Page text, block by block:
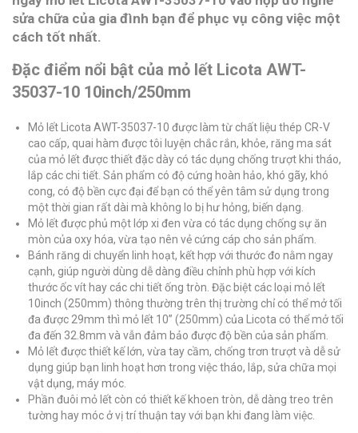
sửa chữa của gia đình bạn để phục vụ công việc một
cách tốt nhất.
Đặc điểm nổi bật của mỏ lết Licota AWT-
35037-10 10inch/250mm
Mỏ lết Licota AWT-35037-10 được làm từ chất liệu thép CR-V
cao cấp, quai hàm được tôi luyện chắc rắn, khỏe, răng ma sát
của mỏ lết được thiết đặc dày có tác dụng chống trượt khi tháo,
lắp các chi tiết. Sản phẩm có độ cứng hoàn hảo, khó gãy, khó
cong, có độ bền cực đại để bạn có thể yên tâm sử dụng trong
một thời gian rất dài mà không lo bị hư hỏng, biến dạng.
Mỏ lết được phủ một lớp xi đen vừa có tác dụng chống sự ăn
mòn của oxy hóa, vừa tạo nên vẻ cứng cáp cho sản phẩm.
Bánh răng di chuyển linh hoạt, kết hợp với thước đo nằm ngay
cạnh, giúp người dùng dễ dàng điều chỉnh phù hợp với kích
thước ốc vít hay các chi tiết ống tròn. Đặc biệt các loại mỏ lết
10inch (250mm) thông thường trên thị trường chỉ có thể mở tối
đa được 29mm thì mỏ lết 10” (250mm) của Licota có thể mở tối
đa đến 32.8mm và vẫn đảm bảo được độ bền của sản phẩm.
Mỏ lết được thiết kế lớn, vừa tay cầm, chống trơn trượt và dễ sử
dụng giúp bạn linh hoạt hơn trong việc tháo, lắp, sửa chữa mọi
vật dụng, máy móc.
Phần đuôi mỏ lết còn có thiết kế khoen tròn, dễ dàng treo trên
tường hay móc ở vị trí thuận tay với bạn khi đang làm việc.